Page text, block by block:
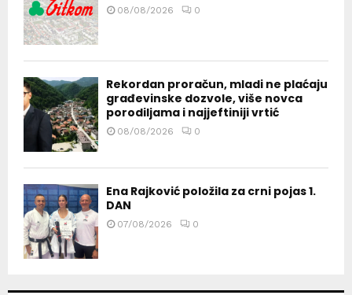
08/08/2026 0
Rekordan proračun, mladi ne plaćaju
građevinske dozvole, više novca
porodiljama i najjeftiniji vrtić
08/08/2026 0
Ena Rajković položila za crni pojas 1.
DAN
07/08/2026 0